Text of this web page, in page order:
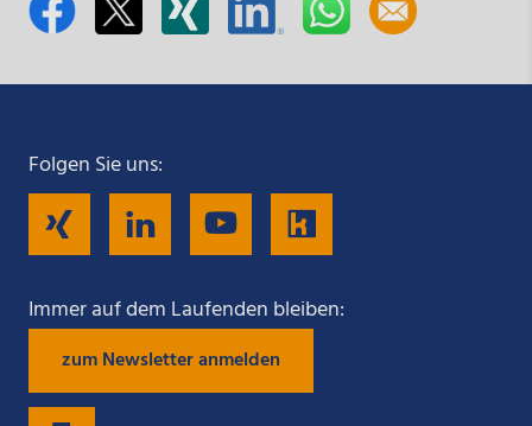
Folgen Sie uns:
Folgen
Sie
uns
Folgen
Sie
uns
Folgen
Sie
uns
Sie
Immer auf dem Laufenden bleiben:
zum Newsletter anmelden